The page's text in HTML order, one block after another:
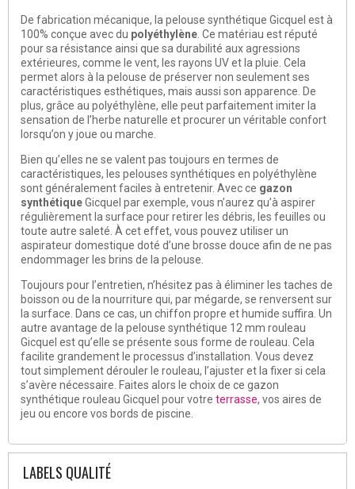
De fabrication mécanique, la pelouse synthétique Gicquel est à
100% conçue avec du polyéthylène . Ce matériau est réputé
pour sa résistance ainsi que sa durabilité aux agressions
extérieures, comme le vent, les rayons UV et la pluie. Cela
permet alors à la pelouse de préserver non seulement ses
caractéristiques esthétiques, mais aussi son apparence. De
plus, grâce au polyéthylène, elle peut parfaitement imiter la
sensation de l’herbe naturelle et procurer un véritable confort
lorsqu’on y joue ou marche.
Bien qu’elles ne se valent pas toujours en termes de
caractéristiques, les pelouses synthétiques en polyéthylène
sont généralement faciles à entretenir. Avec ce gazon
synthétiqueGicquel par exemple, vous n’aurez qu’à aspirer
régulièrement la surface pour retirer les débris, les feuilles ou
toute autre saleté. À cet effet, vous pouvez utiliser un
aspirateur domestique doté d’une brosse douce afin de ne pas
endommager les brins de la pelouse.
Toujours pour l’entretien, n’hésitez pas à éliminer les taches de
boisson ou de la nourriture qui, par mégarde, se renversent sur
la surface. Dans ce cas, un chiffon propre et humide suffira. Un
autre avantage de la pelouse synthétique 12 mm rouleau
Gicquel est qu’elle se présente sous forme de rouleau. Cela
facilite grandement le processus d’installation. Vous devez
tout simplement dérouler le rouleau, l’ajuster et la fixer si cela
s’avère nécessaire. Faites alors le choix de ce gazon
synthétique rouleau Gicquel pour votre terrasse, vos aires de
jeu ou encore vos bords de piscine.
LABELS QUALITÉ